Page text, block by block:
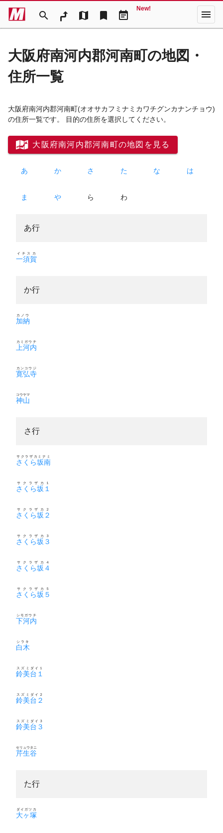
search map bookmark event_note
New! menu
大阪府南河内郡河南町の地図・
住所一覧
大阪府南河内郡河南町(オオサカフミナミカワチグンカナンチョウ)
の住所一覧です。 目的の住所を選択してください。
大阪府南河内郡河南町の地図を見る
あ か さ た な は
ま や ら わ
あ行
一須賀
イチスカ
か行
加納
カノウ
上河内
カミガウチ
寛弘寺
カンコウジ
神山
コウヤマ
さ行
さくら坂南
サクラザカミナミ
さくら坂１
サクラザカ１
さくら坂２
サクラザカ２
さくら坂３
サクラザカ３
さくら坂４
サクラザカ４
さくら坂５
サクラザカ５
下河内
シモガウチ
白木
シラキ
鈴美台１
スズミダイ１
鈴美台２
スズミダイ２
鈴美台３
スズミダイ３
芹生谷
セリュウタニ
た行
大ヶ塚
ダイガツカ